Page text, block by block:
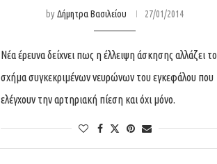
byΔήμητρα Βασιλείου 27/01/2014
Νέα έρευνα δείχνει πως η έλλειψη άσκησης αλλάζει το
σχήμα συγκεκριμένων νευρώνων του εγκεφάλου που
ελέγχουν την αρτηριακή πίεση και όχι μόνο.